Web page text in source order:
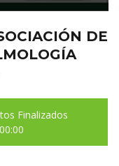
DE
Finalizados
00:00